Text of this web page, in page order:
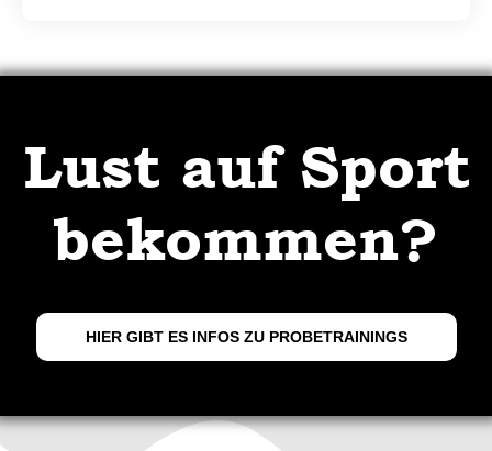
Lust auf Sport
bekommen?
HIER GIBT ES INFOS ZU PROBETRAININGS